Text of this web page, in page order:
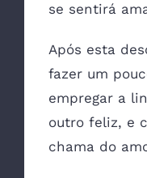
se sentirá
Após esta
fazer um
empregar a
outro feliz, e
chama do